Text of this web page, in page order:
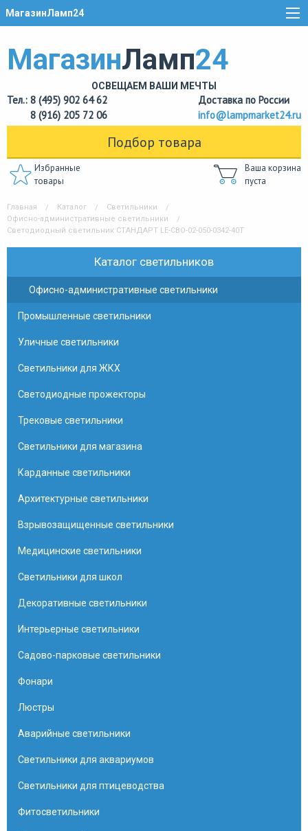
МагазинЛамп24
МагазинЛамп24
ОСВЕЩАЕМ ВАШИ МЕЧТЫ
Тел.: 8 (495) 902 64 62
8 (916) 205 72 06
Доставка по России
info@lampmarket24.ru
Подбор товара
Избранные
товары
Ваша корзина
пуста
Главная Каталог
Светильники
Офисно-административные светильники
Светодиодный светильник СТАНДАРТ LE-СВО-02-050-0342-40Т
Каталог светильников
Офисно-административные светильники
Промышленные светильники
Уличные светильники
Светильники для ЖКХ
Светодиодные прожекторы
Трековые светильники
Светильники для магазина
Карданные светильники
Архитектурные светильники
Взрывозащищенные светильники
Медицинские светильники
Светильники для школ
Декоративные светильники
Интерьерные светильники
Садово-парковые светильники
Фонари
Люстры
Аварийные светильники
Светильники для аквариумов
Светильники для птицеводства
Фитосветильники